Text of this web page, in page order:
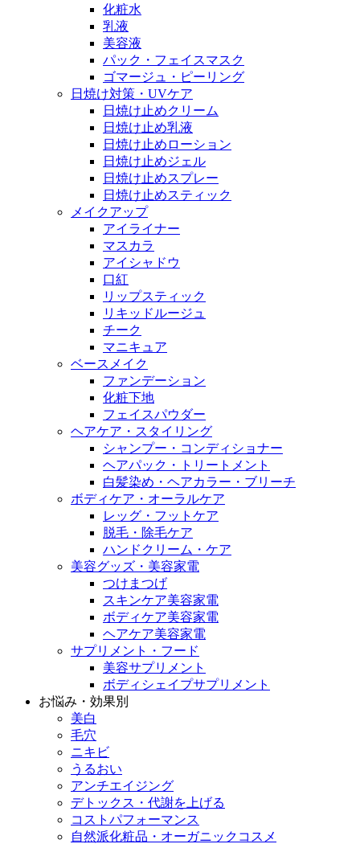
化粧水
乳液
美容液
パック・フェイスマスク
ゴマージュ・ピーリング
日焼け対策・UVケア
日焼け止めクリーム
日焼け止め乳液
日焼け止めローション
日焼け止めジェル
日焼け止めスプレー
日焼け止めスティック
メイクアップ
アイライナー
マスカラ
アイシャドウ
口紅
リップスティック
リキッドルージュ
チーク
マニキュア
ベースメイク
ファンデーション
化粧下地
フェイスパウダー
ヘアケア・スタイリング
シャンプー・コンディショナー
ヘアパック・トリートメント
白髪染め・ヘアカラー・ブリーチ
ボディケア・オーラルケア
レッグ・フットケア
脱毛・除毛ケア
ハンドクリーム・ケア
美容グッズ・美容家電
つけまつげ
スキンケア美容家電
ボディケア美容家電
ヘアケア美容家電
サプリメント・フード
美容サプリメント
ボディシェイプサプリメント
お悩み・効果別
美白
毛穴
ニキビ
うるおい
アンチエイジング
デトックス・代謝を上げる
コストパフォーマンス
自然派化粧品・オーガニックコスメ